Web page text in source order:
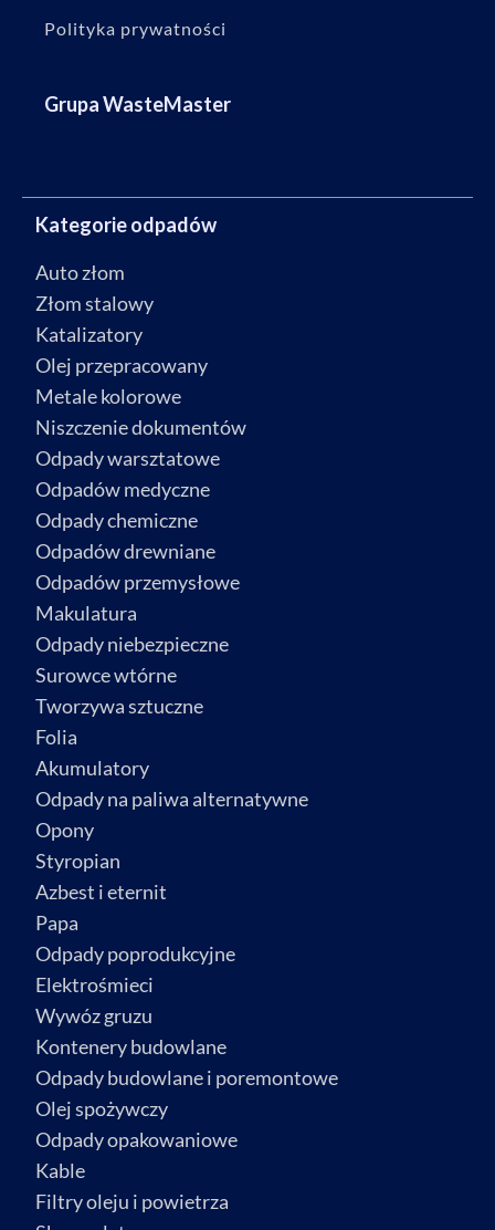
Polityka prywatności
Grupa WasteMaster
Kategorie odpadów
Auto złom
Złom stalowy
Katalizatory
Olej przepracowany
Metale kolorowe
Niszczenie dokumentów
Odpady warsztatowe
Odpadów medyczne
Odpady chemiczne
Odpadów drewniane
Odpadów przemysłowe
Makulatura
Odpady niebezpieczne
Surowce wtórne
Tworzywa sztuczne
Folia
Akumulatory
Odpady na paliwa alternatywne
Opony
Styropian
Azbest i eternit
Papa
Odpady poprodukcyjne
Elektrośmieci
Wywóz gruzu
Kontenery budowlane
Odpady budowlane i poremontowe
Olej spożywczy
Odpady opakowaniowe
Kable
Filtry oleju i powietrza